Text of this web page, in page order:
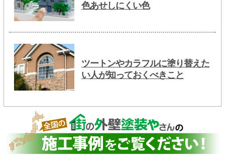
色あせしにくい色
ツートンやカラフルに塗り替えた
い人が知っておくべきこと